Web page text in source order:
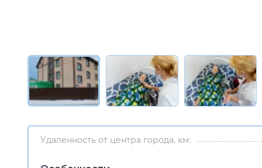
Удаленность от центра города, км: